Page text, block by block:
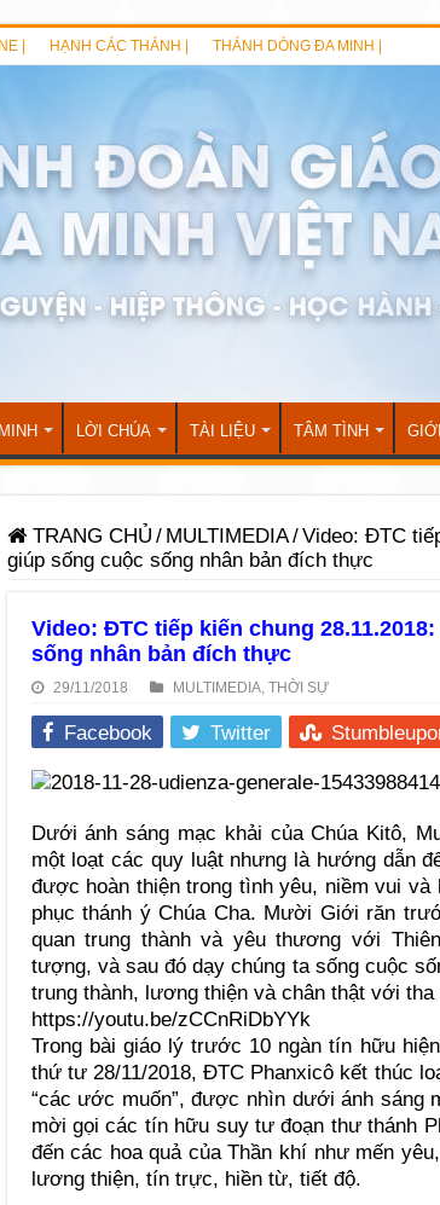
| HẠNH CÁC THÁNH | THÁNH DÒNG ĐA MINH |
LỜI CHÚA TÀI LIỆU TÂM TÌNH
TRANG CHỦ / MULTIMEDIA/Video: ĐTC
giúp sống cuộc sống nhân bản đích thực
Video: ĐTC tiếp kiến chung
sống nhân bản đích thực
29/11/2018 MULTIMEDIA, THỜI SỰ
Facebook Twitter
Dưới ánh sáng mạc khải của Chúa Kitô,
một loạt các quy luật nhưng là hướng dẫn
được hoàn thiện trong tình yêu, niềm vui
phục thánh ý Chúa Cha. Mười Giới răn
quan trung thành và yêu thương với
tượng, và sau đó dạy chúng ta sống cuộc
trung thành, lương thiện và chân thật với tha
https://youtu.be/zCCnRiDbYYk
Trong bài giáo lý trước 10 ngàn tín hữu
thứ tư 28/11/2018, ĐTC Phanxicô kết thúc
“các ước muốn”, được nhìn dưới ánh sáng
mời gọi các tín hữu suy tư đoạn thư thánh
đến các hoa quả của Thần khí như mến
lương thiện, tín trực, hiền từ, tiết độ.